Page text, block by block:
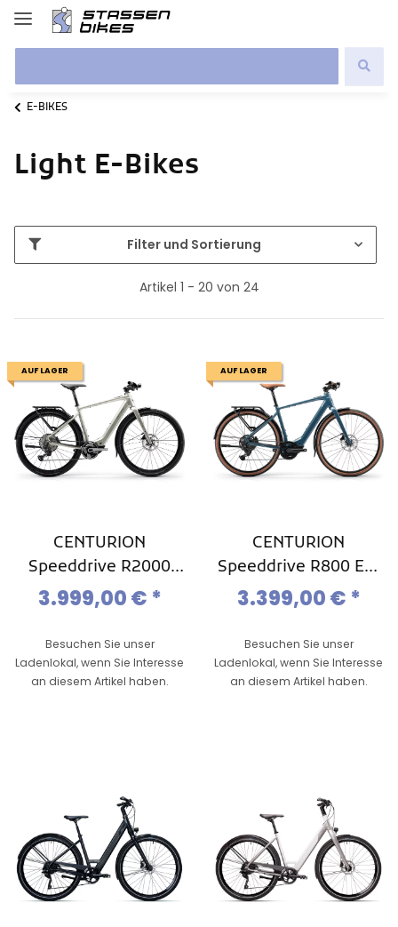
E-BIKES
Light E-Bikes
Filter und Sortierung
Artikel 1 - 20 von 24
AUF LAGER
CENTURION
Speeddrive R2000
EQ, Light- / Commute
3.999,00 € *
Besuchen Sie unser
Ladenlokal, wenn Sie Interesse
an diesem Artikel haben.
AUF LAGER
CENTURION
Speeddrive R800 EQ,
Light -/ Commute
3.399,00 € *
Besuchen Sie unser
Ladenlokal, wenn Sie Interesse
an diesem Artikel haben.